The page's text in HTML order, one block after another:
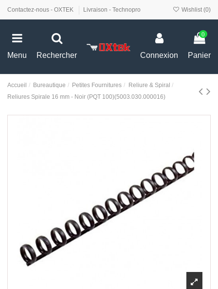
Contactez-nous - OXTEK Livraison - Technopro Wishlist (0)
Menu Rechercher Connexion
0
Panier
Accueil Bureautique Petites Fournitures
Reliure & Spiral
Reliures Spirale 16 mm - Noir (PQT 100)(5003.030.000016)